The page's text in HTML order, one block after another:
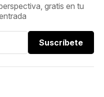
gratis en tu
Suscríbete